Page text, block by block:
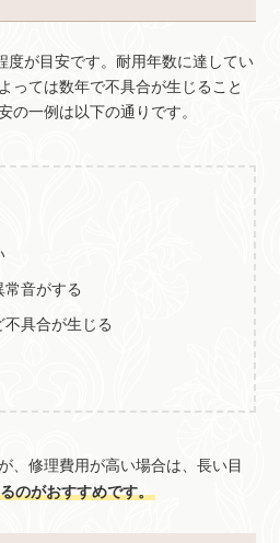
度が目安です。耐用年数に達してい
っては数年で不具合が生じること
の一例は以下の通りです。
常音がする
具合が生じる
、修理費用が高い場合は、長い目
のがおすすめです。